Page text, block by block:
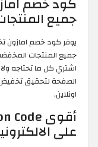
جميع
اشتري كل ما تحتاجه
الصفحة لتحقيق
اونلاين.
على